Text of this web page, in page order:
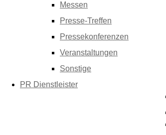
Messen
Presse-Treffen
Pressekonferenzen
Veranstaltungen
Sonstige
PR Dienstleister